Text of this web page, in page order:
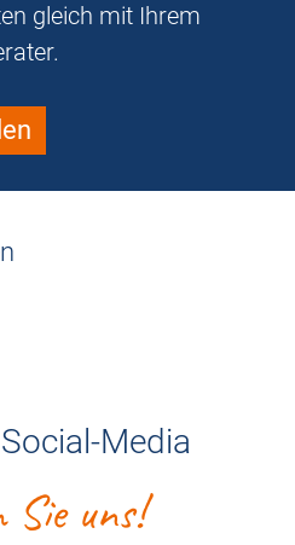
gleich mit Ihrem
Media
Sie uns!